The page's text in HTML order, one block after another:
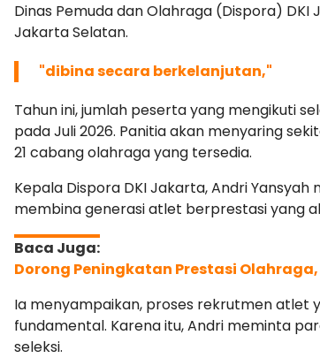
Dinas Pemuda dan Olahraga (Dispora) DKI
Jakarta Selatan.
"dibina secara berkelanjutan,"
Tahun ini, jumlah peserta yang mengikuti
pada Juli 2026. Panitia akan menyaring
21 cabang olahraga yang tersedia.
Kepala Dispora DKI Jakarta, Andri
membina generasi atlet berprestasi yang
Dorong Peningkatan Prestasi
Ia menyampaikan, proses rekrutmen atlet
fundamental. Karena itu, Andri meminta
seleksi.